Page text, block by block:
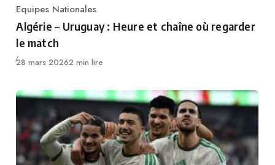
Category
Equipes Nationales
Algérie – Uruguay : Heure et chaîne où regarder
le match
Publié
28 mars 20262 min lire